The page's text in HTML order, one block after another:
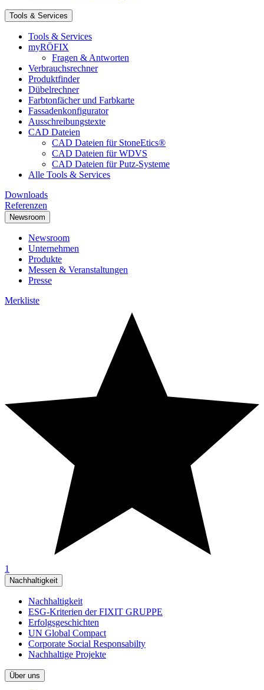
Tools & Services
Tools & Services
myRÖFIX
Fragen & Antworten
Verbrauchsrechner
Produktfinder
Dübelrechner
Farbtonfächer und Farbkarte
Fassadenkonfigurator
Ausschreibungstexte
CAD Dateien
CAD Dateien für StoneEtics®
CAD Dateien für WDVS
CAD Dateien für Putz-Systeme
Alle Tools & Services
Downloads
Referenzen
Newsroom
Newsroom
Unternehmen
Produkte
Messen & Veranstaltungen
Presse
Merkliste
1
Nachhaltigkeit
Nachhaltigkeit
ESG-Kriterien der FIXIT GRUPPE
Erfolgsgeschichten
UN Global Compact
Corporate Social Responsabilty
Nachhaltige Projekte
Über uns